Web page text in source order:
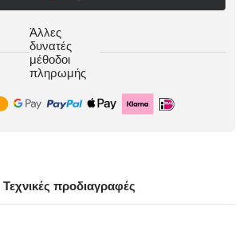
Άλλες
δυνατές
μέθοδοι
πληρωμής
Τεχνικές προδιαγραφές